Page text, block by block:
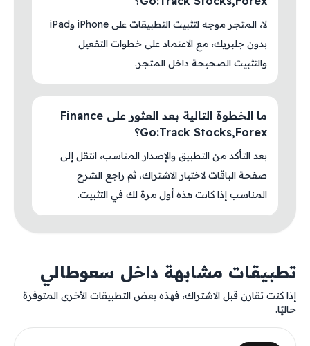
لا، المتجر موجه لتثبيت التطبيقات على iPhone وiPad
بدون جلبريك، مع الاعتماد على خطوات التفعيل
والتثبيت الصحيحة داخل المتجر.
ما الخطوة التالية بعد العثور على Finance
Go:Track Stocks,Forex؟
بعد التأكد من التطبيق والإصدار المناسب، انتقل إلى
صفحة الباقات لاختيار الاشتراك، ثم راجع الشرح
المناسب إذا كانت هذه أول مرة لك في التثبيت.
تطبيقات مشابهة داخل سعوطالي
إذا كنت تقارن قبل الاشتراك، فهذه بعض التطبيقات الأخرى المتوفرة
حاليًا.